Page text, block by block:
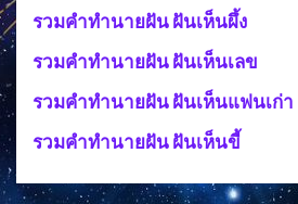
รวมคำทำนายฝัน ฝันเห็นผึ้ง
รวมคำทำนายฝัน ฝันเห็นเลข
รวมคำทำนายฝัน ฝันเห็นแฟนเก่า
รวมคำทำนายฝัน ฝันเห็นขี้